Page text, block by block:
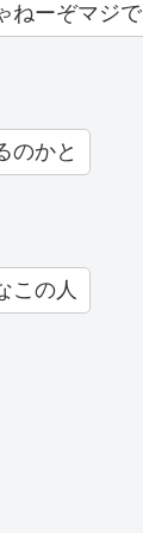
ねーぞマジで
のかと
この人